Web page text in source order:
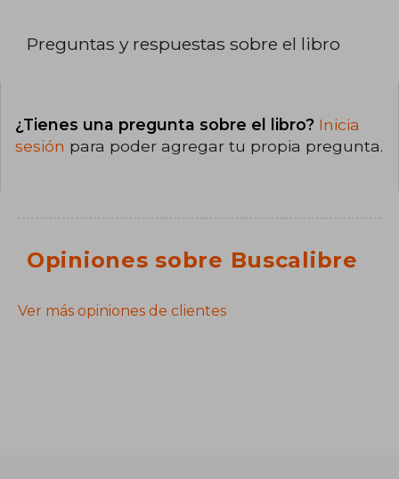
Preguntas y respuestas sobre el libro
¿Tienes una pregunta sobre el libro? Inicia
sesión para poder agregar tu propia pregunta.
Opiniones sobre Buscalibre
Ver más opiniones de clientes